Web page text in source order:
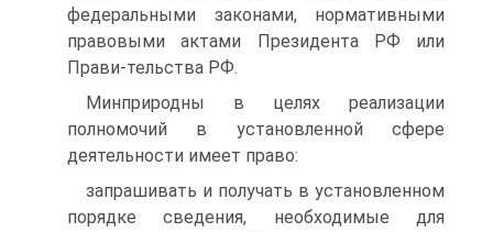
федеральными законами, нормативными
правовыми актами Президента РФ или
Прави-тельства РФ.
Минприродны в целях реализации
полномочий в установленной сфере
деятельности имеет право:
запрашивать и получать в установленном
порядке сведения, необходимые для